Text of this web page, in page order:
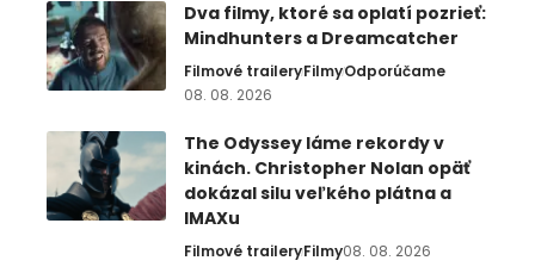
Dva filmy, ktoré sa oplatí pozrieť:
Mindhunters a Dreamcatcher
Filmové traileryFilmyOdporúčame
08. 08. 2026
The Odyssey láme rekordy v
kinách. Christopher Nolan opäť
dokázal silu veľkého plátna a
IMAXu
Filmové traileryFilmy08. 08. 2026